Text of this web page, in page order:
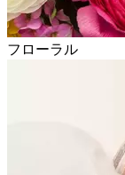
フローラル